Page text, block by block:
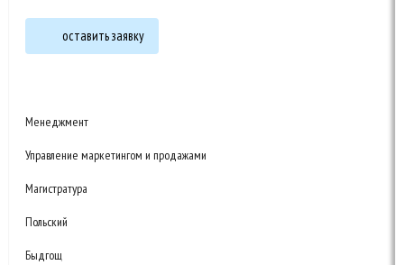
оставить заявку
Менеджмент
Управление маркетингом и продажами
Магистратура
Польский
Быдгощ